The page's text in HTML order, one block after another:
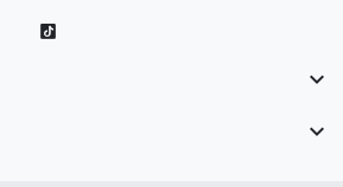

